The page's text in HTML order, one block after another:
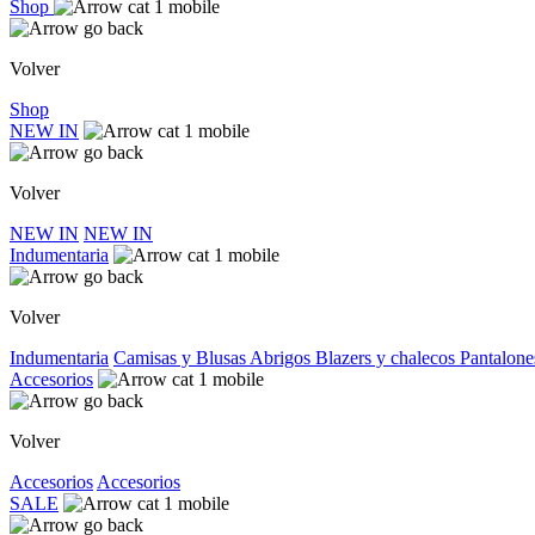
Shop
Volver
Shop
NEW IN
Volver
NEW IN NEW IN
Indumentaria
Volver
Indumentaria Camisas y Blusas Abrigos Blazers y chalecos
Accesorios
Volver
Accesorios Accesorios
SALE